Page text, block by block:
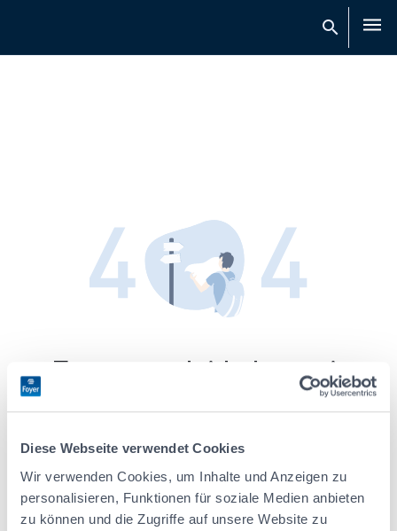
Diese Webseite verwendet Cookies
Wir verwenden Cookies, um Inhalte und Anzeigen zu
personalisieren, Funktionen für soziale Medien anbieten
zu können und die Zugriffe auf unsere Website zu
DE
Es tut uns leid, dass wir
nicht gefunden haben,
was Sie suchen.
vorherige Seite